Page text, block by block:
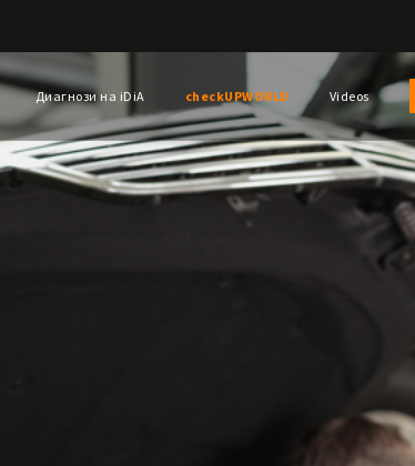
Диагнози на iDiA checkUPWORLD Videos